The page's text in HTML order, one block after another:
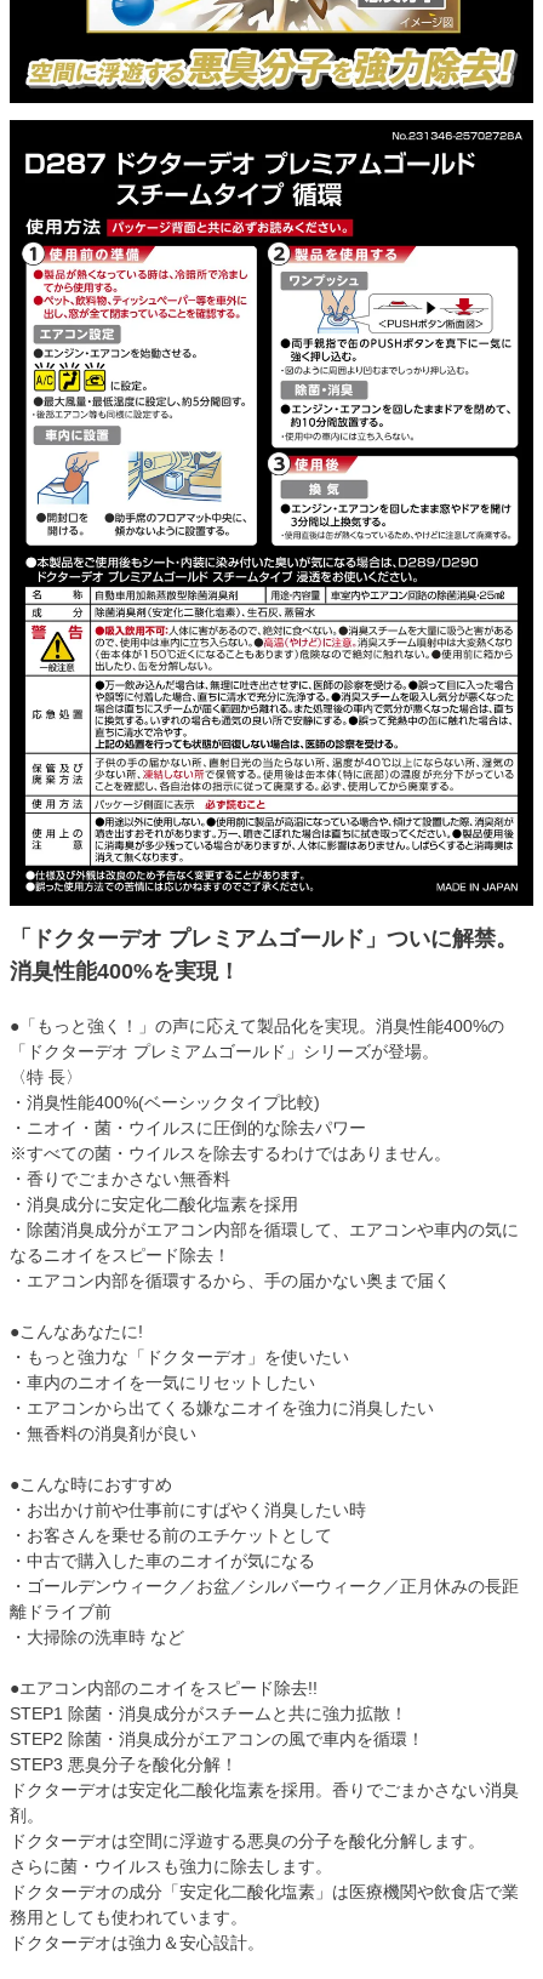
「ドクターデオ プレミアムゴールド」ついに解禁。
消臭性能400%を実現！
●「もっと強く！」の声に応えて製品化を実現。消臭性能400%の
「ドクターデオ プレミアムゴールド」シリーズが登場。
〈特 長〉
・消臭性能400%(ベーシックタイプ比較)
・ニオイ・菌・ウイルスに圧倒的な除去パワー
※すべての菌・ウイルスを除去するわけではありません。
・香りでごまかさない無香料
・消臭成分に安定化二酸化塩素を採用
・除菌消臭成分がエアコン内部を循環して、エアコンや車内の気に
なるニオイをスピード除去！
・エアコン内部を循環するから、手の届かない奥まで届く
●こんなあなたに!
・もっと強力な「ドクターデオ」を使いたい
・車内のニオイを一気にリセットしたい
・エアコンから出てくる嫌なニオイを強力に消臭したい
・無香料の消臭剤が良い
●こんな時におすすめ
・お出かけ前や仕事前にすばやく消臭したい時
・お客さんを乗せる前のエチケットとして
・中古で購入した車のニオイが気になる
・ゴールデンウィーク／お盆／シルバーウィーク／正月休みの長距
離ドライブ前
・大掃除の洗車時 など
●エアコン内部のニオイをスピード除去!!
STEP1 除菌・消臭成分がスチームと共に強力拡散！
STEP2 除菌・消臭成分がエアコンの風で車内を循環！
STEP3 悪臭分子を酸化分解！
ドクターデオは安定化二酸化塩素を採用。香りでごまかさない消臭
剤。
ドクターデオは空間に浮遊する悪臭の分子を酸化分解します。
さらに菌・ウイルスも強力に除去します。
ドクターデオの成分「安定化二酸化塩素」は医療機関や飲食店で業
務用としても使われています。
ドクターデオは強力＆安心設計。